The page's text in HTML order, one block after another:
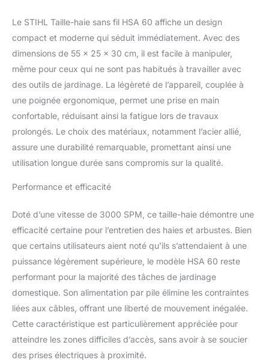
découpées au laser,
taillées au diamant et
durcies pour une
Maintien optimal des
branches: Conception
des lames en forme de
goutte assurant une
prise ferme et précise
lors de la coupe Confort
d'utilisation:
Ergonomique grâce à la
toutes les positions
Caractéristiques
Fonctionnement sans fil
avec alimentation par
pile, vitesse de 3000
coups par minute et
lames en acier allié
robuste Design moderne:
Finition élégante en noir
offrant un aspect
professionnel et
Le STIHL Taille-haie sans fil HSA 60 affiche un design
compact et moderne qui séduit immédiatement. Avec des
dimensions de 55 x 25 x 30 cm, il est facile à manipuler,
même pour ceux qui ne sont pas habitués à travailler avec
des outils de jardinage. La légèreté de l’appareil, couplée à
une poignée ergonomique, permet une prise en main
confortable, réduisant ainsi la fatigue lors de travaux
prolongés. Le choix des matériaux, notamment l’acier allié,
assure une durabilité remarquable, promettant ainsi une
utilisation longue durée sans compromis sur la qualité.
Performance et efficacité
Doté d’une vitesse de 3000 SPM, ce taille-haie démontre une
efficacité certaine pour l’entretien des haies et arbustes. Bien
que certains utilisateurs aient noté qu’ils s’attendaient à une
puissance légèrement supérieure, le modèle HSA 60 reste
performant pour la majorité des tâches de jardinage
domestique. Son alimentation par pile élimine les contraintes
liées aux câbles, offrant une liberté de mouvement inégalée.
Cette caractéristique est particulièrement appréciée pour
atteindre les zones difficiles d’accès, sans avoir à se soucier
des prises électriques à proximité.